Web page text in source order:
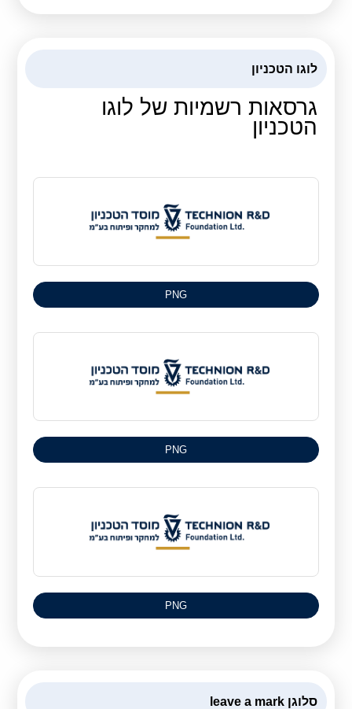
לוגו הטכניון
גרסאות רשמיות של לוגו
הטכניון
PNG
PNG
PNG
סלוגן leave a mark